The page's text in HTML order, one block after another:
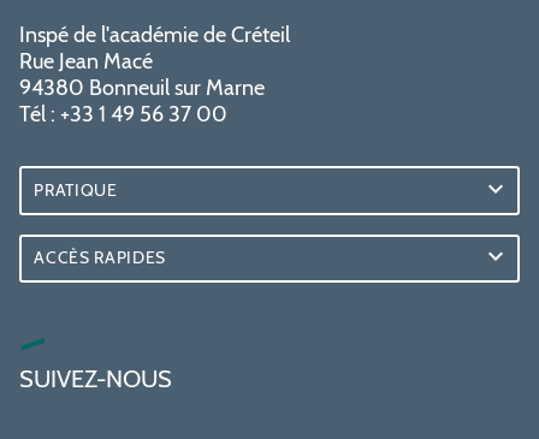
Inspé de l'académie de Créteil
Rue Jean Macé
94380 Bonneuil sur Marne
Tél : +33 1 49 56 37 00
PRATIQUE
ACCÈS RAPIDES
SUIVEZ-NOUS